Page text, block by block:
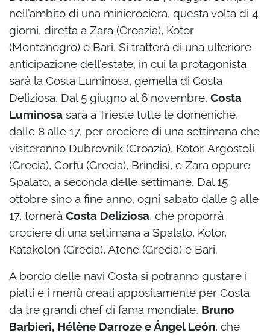
nell’ambito di una minicrociera, questa volta di 4
giorni, diretta a Zara (Croazia), Kotor
(Montenegro) e Bari. Si tratterà di una ulteriore
anticipazione dell’estate, in cui la protagonista
sarà la Costa Luminosa, gemella di Costa
Deliziosa. Dal 5 giugno al 6 novembre, Costa
Luminosa sarà a Trieste tutte le domeniche,
dalle 8 alle 17, per crociere di una settimana che
visiteranno Dubrovnik (Croazia), Kotor, Argostoli
(Grecia), Corfù (Grecia), Brindisi, e Zara oppure
Spalato, a seconda delle settimane. Dal 15
ottobre sino a fine anno, ogni sabato dalle 9 alle
17, tornerà Costa Deliziosa, che proporrà
crociere di una settimana a Spalato, Kotor,
Katakolon (Grecia), Atene (Grecia) e Bari.
A bordo delle navi Costa si potranno gustare i
piatti e i menù creati appositamente per Costa
da tre grandi chef di fama mondiale, Bruno
Barbieri, Hélène Darroze e Ángel León, che